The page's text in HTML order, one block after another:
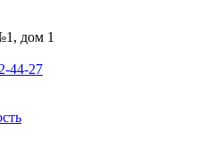
дом 1
44-27